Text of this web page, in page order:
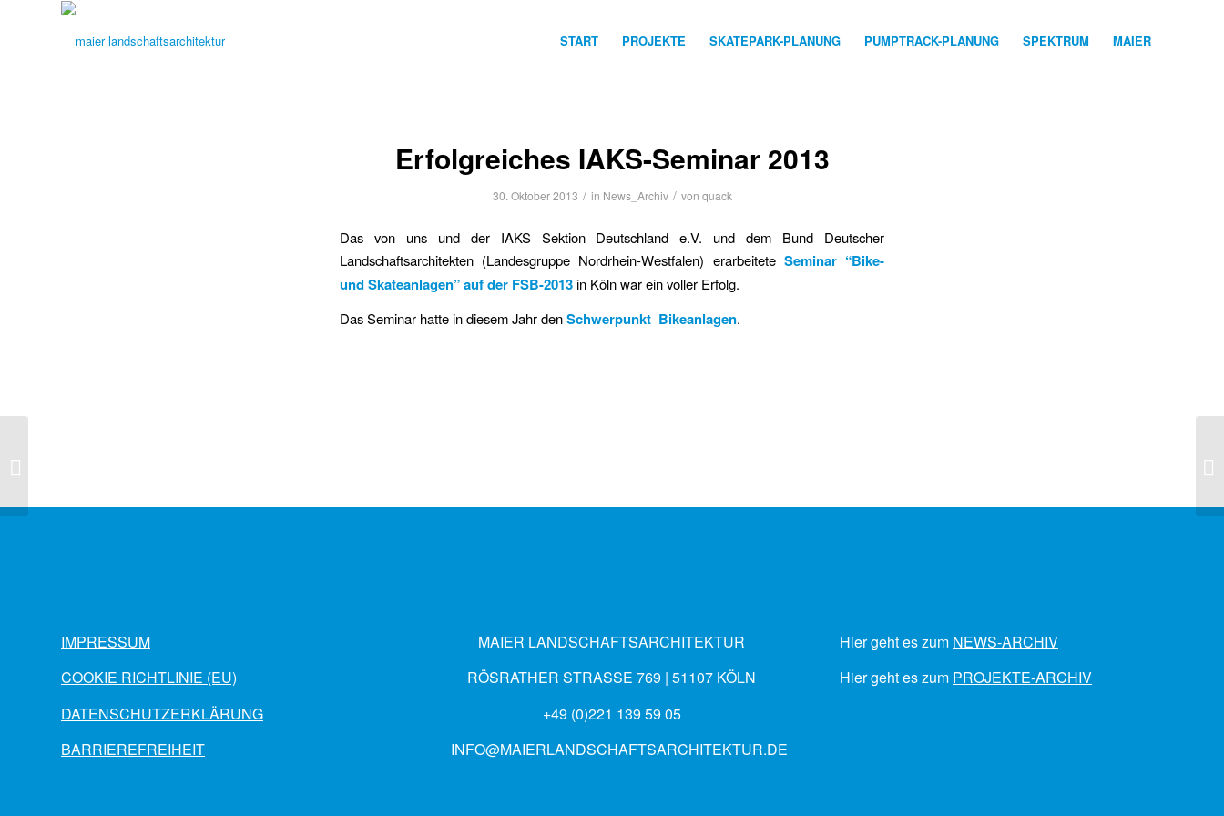
START PROJEKTE SKATEPARK-PLANUNG PUMPTRACK-PLANUNG SPEKTRUM MAIER
Erfolgreiches IAKS-Seminar 2013
30. Oktober 2013 / in News_Archiv / von quack
Das von uns und der IAKS Sektion Deutschland e.V. und dem Bund Deutscher
Landschaftsarchitekten (Landesgruppe Nordrhein-Westfalen) erarbeitete Seminar “Bike-
und Skateanlagen” auf der FSB-2013in Köln war ein voller Erfolg.
Das Seminar hatte in diesem Jahr denSchwerpunkt Bikeanlagen.
IMPRESSUM
COOKIE RICHTLINIE (EU)
DATENSCHUTZERKLÄRUNG
BARRIEREFREIHEIT
MAIER LANDSCHAFTSARCHITEKTUR
RÖSRATHER STRASSE 769 | 51107 KÖLN
+49 (0)221 139 59 05
INFO@MAIERLANDSCHAFTSARCHITEKTUR.DE
Hier geht es zum NEWS-ARCHIV
Hier geht es zum PROJEKTE-ARCHIV